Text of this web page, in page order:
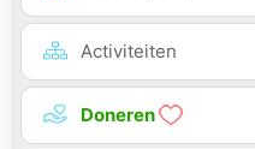
Activiteiten
Doneren